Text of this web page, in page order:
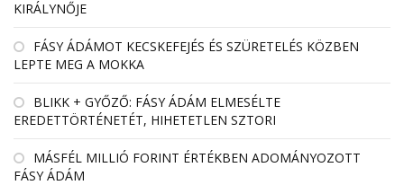
KIRÁLYNŐJE
FÁSY ÁDÁMOT KECSKEFEJÉS ÉS SZÜRETELÉS KÖZBEN
LEPTE MEG A MOKKA
BLIKK + GYŐZŐ: FÁSY ÁDÁM ELMESÉLTE
EREDETTÖRTÉNETÉT, HIHETETLEN SZTORI
MÁSFÉL MILLIÓ FORINT ÉRTÉKBEN ADOMÁNYOZOTT
FÁSY ÁDÁM